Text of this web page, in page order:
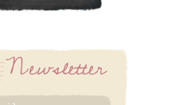
Newsletter